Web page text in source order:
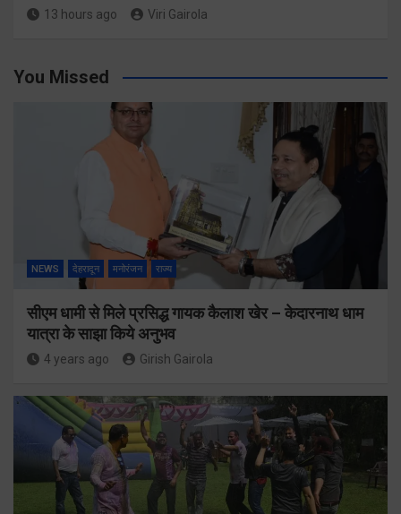
13 hours ago Viri Gairola
You Missed
NEWS देहरादून मनोरंजन राज्य
सीएम धामी से मिले प्रसिद्ध गायक कैलाश खेर – केदारनाथ धाम
यात्रा के साझा किये अनुभव
4 years ago Girish Gairola